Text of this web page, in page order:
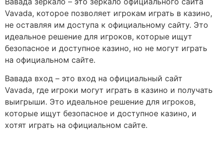
Vavada, которое позволяет игрокам играть в казино,
не оставляя им доступа к официальному сайту. Это
идеальное решение для игроков, которые ищут
безопасное и доступное казино, но не могут играть
на официальном сайте.
Вавада вход – это вход на официальный сайт
Vavada, где игроки могут играть в казино и получать
выигрыши. Это идеальное решение для игроков,
которые ищут безопасное и доступное казино, и
хотят играть на официальном сайте.